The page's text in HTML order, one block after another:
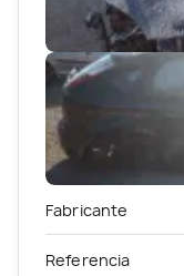
Fabricante
Referencia